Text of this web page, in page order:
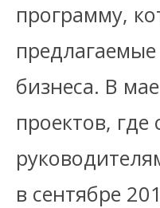
программу,
бизнеса. В
проектов, где
в сентябре